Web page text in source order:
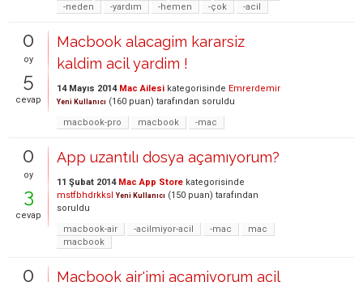
-neden
-yardım -hemen -çok -acil
0
oy
5
cevap
Macbook alacagim kararsiz
kaldim acil yardim !
14 Mayıs 2014 Mac Ailesi kategorisinde Emrerdemir
Yeni Kullanıcı (160 puan) tarafından soruldu
macbook-pro
macbook -mac
0
oy
3
cevap
App uzantılı dosya açamıyorum?
11 Şubat 2014 Mac App Store kategorisinde
mstfbhdrkksl Yeni Kullanıcı (150 puan) tarafından
soruldu
macbook-air
-acilmiyor-acil -mac
mac
macbook
0
Macbook air'imi acamiyorum acil